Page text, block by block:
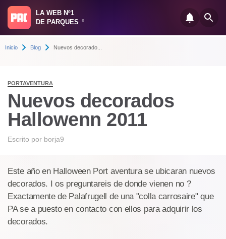
LA WEB Nº1
DE PARQUES
®
Inicio Blog Nuevos decorado...
PORTAVENTURA
Nuevos decorados
Hallowenn 2011
Escrito por borja9
Este año en Halloween Port aventura se ubicaran nuevos
decorados. I os preguntareis de donde vienen no ?
Exactamente de Palafrugell de una "colla carrosaire" que
PA se a puesto en contacto con ellos para adquirir los
decorados.